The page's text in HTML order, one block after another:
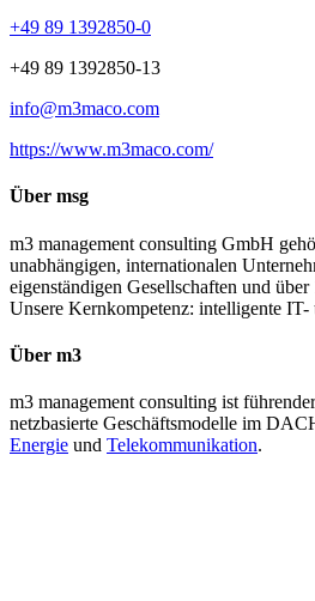
+49 89 1392850-0
+49 89 1392850-13
info@m3maco.com
https://www.m3maco.com/
Über msg
m3 management consulting GmbH
unabhängigen, internationalen
eigenständigen Gesellschaften und
Unsere Kernkompetenz: intelligente IT-
Über m3
m3 management consulting ist
netzbasierte Geschäftsmodelle im
Energie und Telekommunikation.